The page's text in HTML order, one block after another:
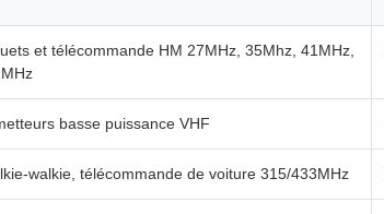
et télécommande HM 27MHz, 35Mhz, 41MHz,
basse puissance VHF
walkie, télécommande de voiture 315/433MHz